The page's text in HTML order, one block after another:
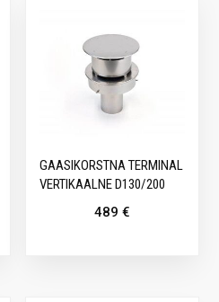
GAASIKORSTNA TERMINAL
VERTIKAALNE D130/200
489 €